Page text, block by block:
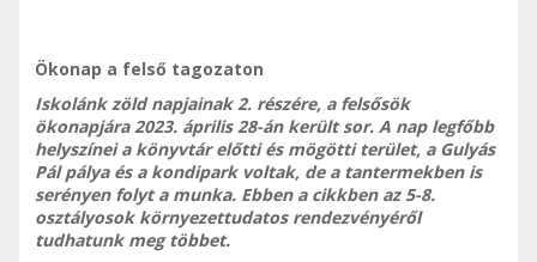
Ökonap a felső tagozaton
Iskolánk zöld napjainak 2. részére, a felsősök
ökonapjára 2023. április 28-án került sor. A nap legfőbb
helyszínei a könyvtár előtti és mögötti terület, a Gulyás
Pál pálya és a kondipark voltak, de a tantermekben is
serényen folyt a munka. Ebben a cikkben az 5-8.
osztályosok környezettudatos rendezvényéről
tudhatunk meg többet.